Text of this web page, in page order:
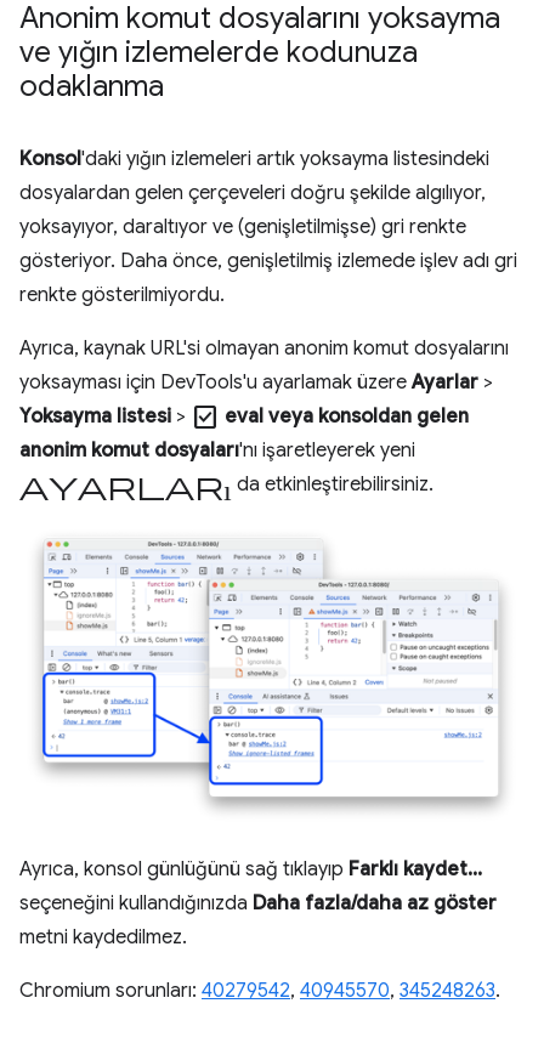
Anonim komut dosyalarını yoksayma
ve yığın izlemelerde kodunuza
odaklanma
Konsol'daki yığın izlemeleri artık yoksayma listesindeki
dosyalardan gelen çerçeveleri doğru şekilde algılıyor,
yoksayıyor, daraltıyor ve (genişletilmişse) gri renkte
gösteriyor. Daha önce, genişletilmiş izlemede işlev adı gri
renkte gösterilmiyordu.
Ayrıca, kaynak URL'si olmayan anonim komut dosyalarını
yoksayması için DevTools'u ayarlamak üzereAyarlar >
Yoksayma listesi > check_box eval veya konsoldan gelen
anonim komut dosyaları'nı işaretleyerek yeni
ayarları da etkinleştirebilirsiniz.
Ayrıca, konsol günlüğünü sağ tıklayıp Farklı kaydet...
seçeneğini kullandığınızda Daha fazla/daha az göster
metni kaydedilmez.
Chromium sorunları: 40279542, 40945570, 345248263.